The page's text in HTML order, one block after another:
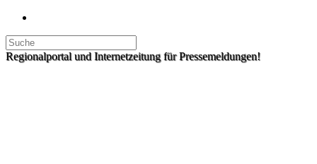
Regionalportal und Internetzeitung für Pressemeldungen!